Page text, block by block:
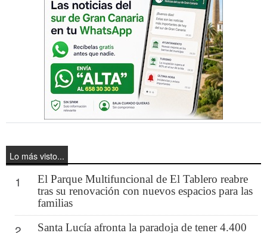
Lo más visto...
1
El Parque Multifuncional de El Tablero reabre
tras su renovación con nuevos espacios para las
familias
2
Santa Lucía afronta la paradoja de tener 4.400